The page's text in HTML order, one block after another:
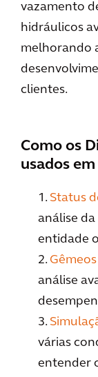
vazamento
hidráulicos
melhorando
clientes.
Como os
usados
1. Status
análise
entidade
2.
análise
3.
várias
entender